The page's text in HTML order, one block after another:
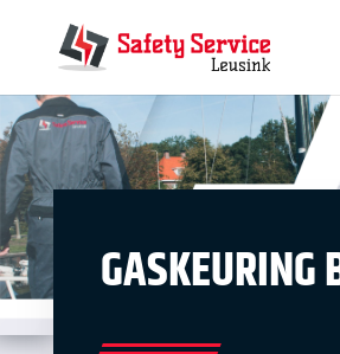
GASKEURING